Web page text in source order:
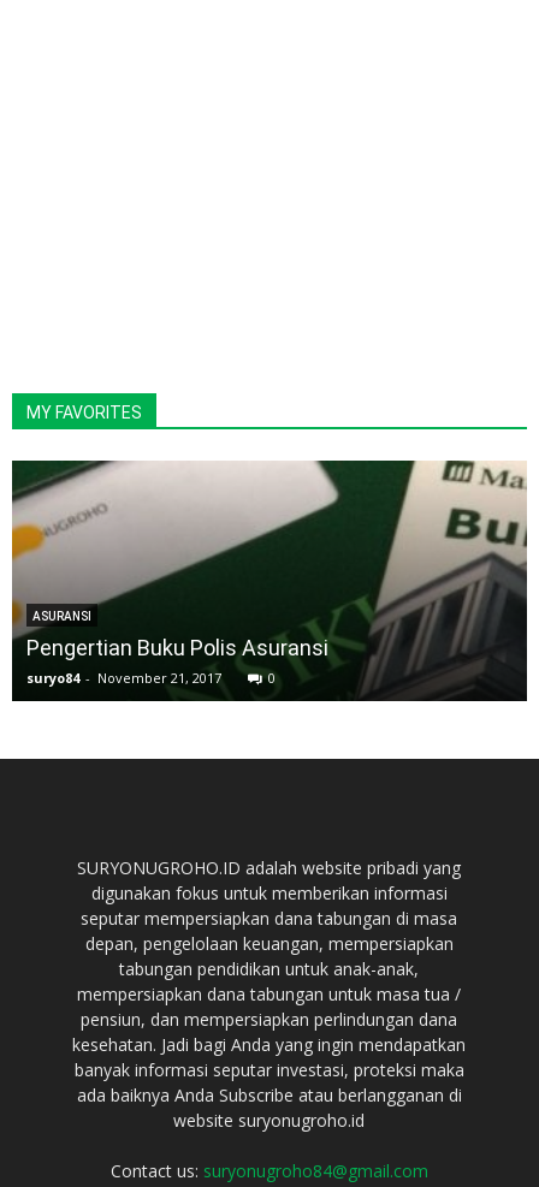
MY FAVORITES
ASURANSI
Pengertian Buku Polis Asuransi
suryo84 - November 21, 2017 0
SURYONUGROHO.ID adalah website pribadi yang
digunakan fokus untuk memberikan informasi
seputar mempersiapkan dana tabungan di masa
depan, pengelolaan keuangan, mempersiapkan
tabungan pendidikan untuk anak-anak,
mempersiapkan dana tabungan untuk masa tua /
pensiun, dan mempersiapkan perlindungan dana
kesehatan. Jadi bagi Anda yang ingin mendapatkan
banyak informasi seputar investasi, proteksi maka
ada baiknya Anda Subscribe atau berlangganan di
website suryonugroho.id
Contact us: suryonugroho84@gmail.com